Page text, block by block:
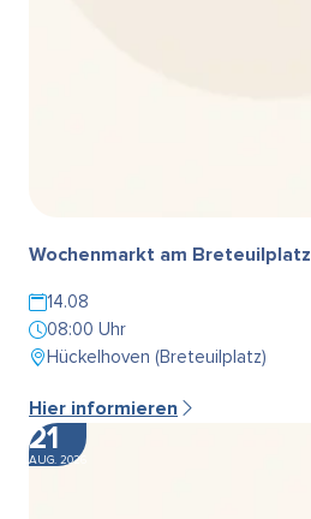
Wochenmarkt am Breteuilplatz
14.08
08:00 Uhr
Hückelhoven (Breteuilplatz)
Hier informieren
21
AUG. 2026